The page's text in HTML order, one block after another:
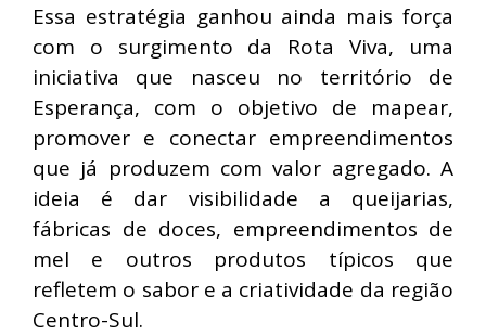
Essa estratégia ganhou ainda mais força
com o surgimento da Rota Viva, uma
iniciativa que nasceu no território de
Esperança, com o objetivo de mapear,
promover e conectar empreendimentos
que já produzem com valor agregado. A
ideia é dar visibilidade a queijarias,
fábricas de doces, empreendimentos de
mel e outros produtos típicos que
refletem o sabor e a criatividade da região
Centro-Sul.